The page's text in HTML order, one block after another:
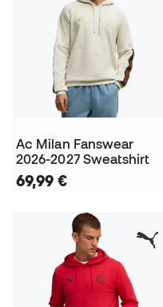
Ac Milan Fanswear
2026-2027 Sweatshirt
69,99 €